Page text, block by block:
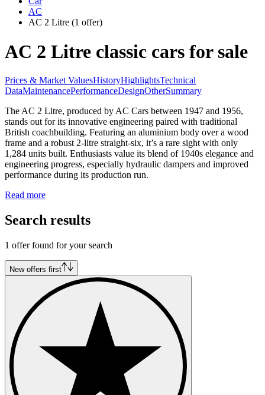
AC
AC 2 Litre (1 offer)
AC 2 Litre classic cars for sale
Prices & Market ValuesHistoryHighlightsTechnical
DataMaintenancePerformanceDesignOtherSummary
The AC 2 Litre, produced by AC Cars between 1947 and 1956,
stands out for its innovative engineering paired with traditional
British coachbuilding. Featuring an aluminium body over a wood
frame and a robust 2-litre straight-six, it’s a rare sight with only
1,284 units built. Enthusiasts value its blend of 1940s elegance and
engineering progress, especially hydraulic dampers and improved
performance during its production run.
Read more
Search results
1 offer found for your search
New offers first